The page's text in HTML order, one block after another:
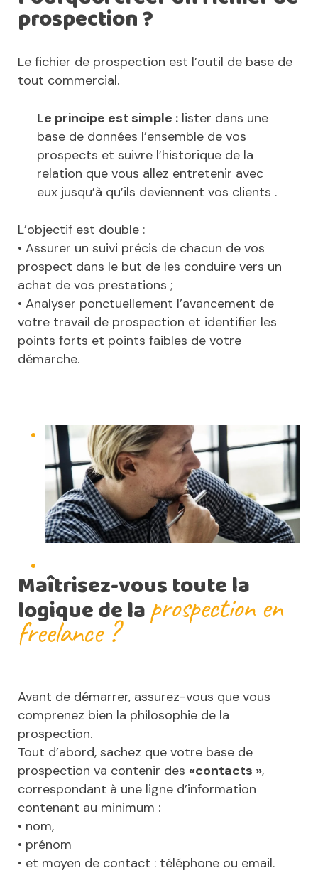
prospection ?
Le fichier de prospection est l’outil de base de
tout commercial.
Le principe est simple : lister dans une
base de données l’ensemble de vos
prospects et suivre l’historique de la
relation que vous allez entretenir avec
eux jusqu’à qu’ils deviennent vos clients .
L’objectif est double :
• Assurer un suivi précis de chacun de vos
prospect dans le but de les conduire vers un
achat de vos prestations ;
• Analyser ponctuellement l’avancement de
votre travail de prospection et identifier les
points forts et points faibles de votre
démarche.
Maîtrisez-vous toute la
logique de laprospection en
freelance ?
Avant de démarrer, assurez-vous que vous
comprenez bien la philosophie de la
prospection.
Tout d’abord, sachez que votre base de
prospection va contenir des «contacts »,
correspondant à une ligne d’information
contenant au minimum :
• nom,
• prénom
• et moyen de contact : téléphone ou email.